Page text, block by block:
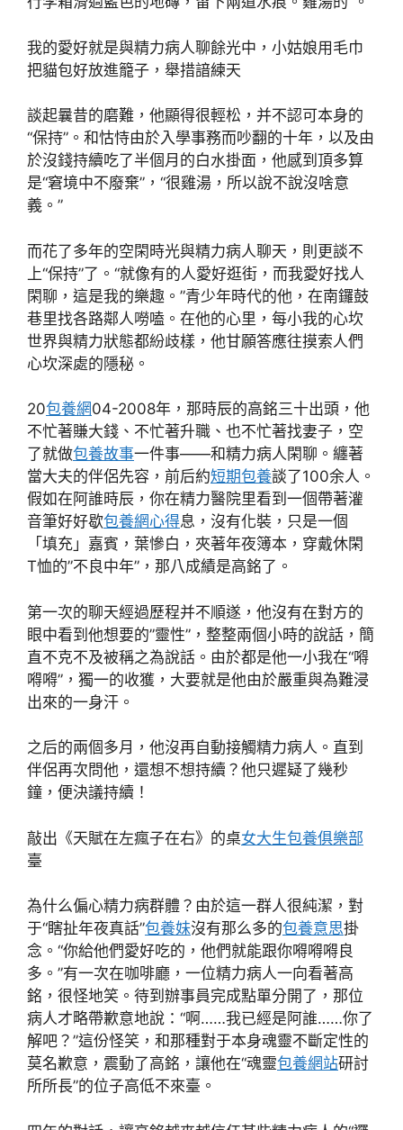
我的愛好就是與精力病人聊餘光中，小姑娘用毛巾
把貓包好放進籠子，舉措諳練天
談起曩昔的磨難，他顯得很輕松，并不認可本身的
“保持”。和怙恃由於入學事務而吵翻的十年，以及由
於沒錢持續吃了半個月的白水掛面，他感到頂多算
是“窘境中不廢棄”，“很雞湯，所以說不說沒啥意
義。”
而花了多年的空閑時光與精力病人聊天，則更談不
上“保持”了。“就像有的人愛好逛街，而我愛好找人
閑聊，這是我的樂趣。”青少年時代的他，在南鑼鼓
巷里找各路鄰人嘮嗑。在他的心里，每小我的心坎
世界與精力狀態都紛歧樣，他甘願答應往摸索人們
心坎深處的隱秘。
20包養網04-2008年，那時辰的高銘三十出頭，他
不忙著賺大錢、不忙著升職、也不忙著找妻子，空
了就做包養故事一件事——和精力病人閑聊。纏著
當大夫的伴侶先容，前后約短期包養談了100余人。
假如在阿誰時辰，你在精力醫院里看到一個帶著灌
音筆好好歇包養網心得息，沒有化裝，只是一個
「填充」嘉賓，葉慘白，夾著年夜簿本，穿戴休閑
T恤的”不良中年”，那八成績是高銘了。
第一次的聊天經過歷程并不順遂，他沒有在對方的
眼中看到他想要的”靈性”，整整兩個小時的說話，簡
直不克不及被稱之為說話。由於都是他一小我在“嘚
嘚嘚”，獨一的收獲，大要就是他由於嚴重與為難浸
出來的一身汗。
之后的兩個多月，他沒再自動接觸精力病人。直到
伴侶再次問他，還想不想持續？他只遲疑了幾秒
鐘，便決議持續！
敲出《天賦在左瘋子在右》的桌女大生包養俱樂部
臺
為什么偏心精力病群體？由於這一群人很純潔，對
于“瞎扯年夜真話”包養妹沒有那么多的包養意思掛
念。“你給他們愛好吃的，他們就能跟你嘚嘚嘚良
多。”有一次在咖啡廳，一位精力病人一向看著高
銘，很怪地笑。待到辦事員完成點單分開了，那位
病人才略帶歉意地說：“啊……我已經是阿誰……你了
解吧？”這份怪笑，和那種對于本身魂靈不斷定性的
莫名歉意，震動了高銘，讓他在“魂靈包養網站研討
所所長”的位子高低不來臺。